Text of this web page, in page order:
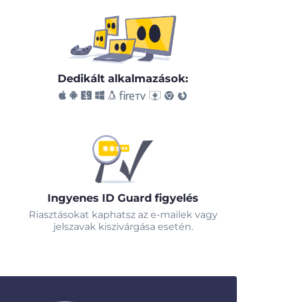
Dedikált alkalmazások:
Ingyenes ID Guard figyelés
Riasztásokat kaphatsz az e-mailek vagy
jelszavak kiszivárgása esetén.